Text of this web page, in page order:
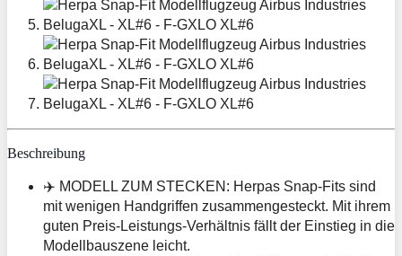
Beschreibung
✈️ MODELL ZUM STECKEN: Herpas Snap-Fits sind
mit wenigen Handgriffen zusammengesteckt. Mit ihrem
guten Preis-Leistungs-Verhältnis fällt der Einstieg in die
Modellbauszene leicht.